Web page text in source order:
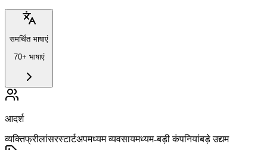
समर्थित भाषाएं
70+ भाषाएं
आदर्श
व्यक्तिफ्रीलांसरस्टार्टअपमध्यम व्यवसायमध्यम-बड़ी कंपनियांबड़े उद्यम